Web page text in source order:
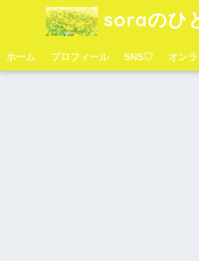
soraのひ
ホーム プロフィール SNS♡ オン